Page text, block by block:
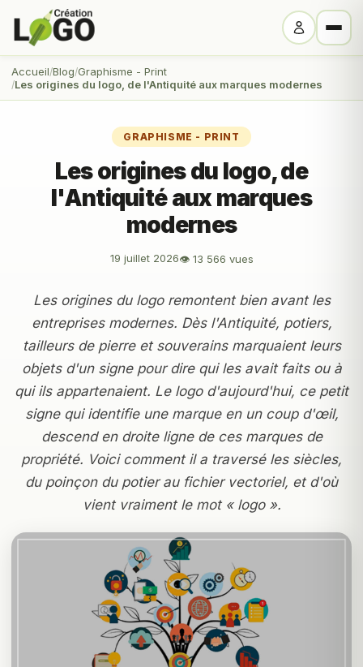
Accueil Blog Graphisme - Print
Les origines du logo, de l'Antiquité aux marques modernes
GRAPHISME - PRINT
Les origines du logo, de
l'Antiquité aux marques
modernes
19 juillet 2026👁 13 566 vues
Les origines du logo remontent bien avant les
entreprises modernes. Dès l'Antiquité, potiers,
tailleurs de pierre et souverains marquaient leurs
objets d'un signe pour dire qui les avait faits ou à
qui ils appartenaient. Le logo d'aujourd'hui, ce petit
signe qui identifie une marque en un coup d'œil,
descend en droite ligne de ces marques de
propriété. Voici comment il a traversé les siècles,
du poinçon du potier au fichier vectoriel, et d'où
vient vraiment le mot « logo ».